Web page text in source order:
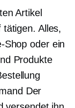
Artikel
Alles,
Shop oder ein
Produkte
Der